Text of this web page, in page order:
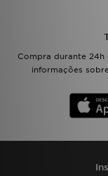
Compra durante 24h
informações